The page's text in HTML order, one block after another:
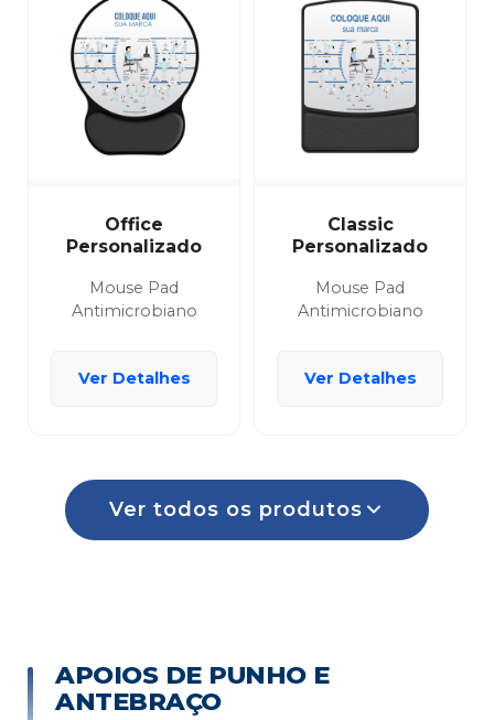
Office
Personalizado
Mouse Pad
Antimicrobiano
Ver Detalhes
Classic
Personalizado
Mouse Pad
Antimicrobiano
Ver Detalhes
Ver todos os produtos
APOIOS DE PUNHO E
ANTEBRAÇO